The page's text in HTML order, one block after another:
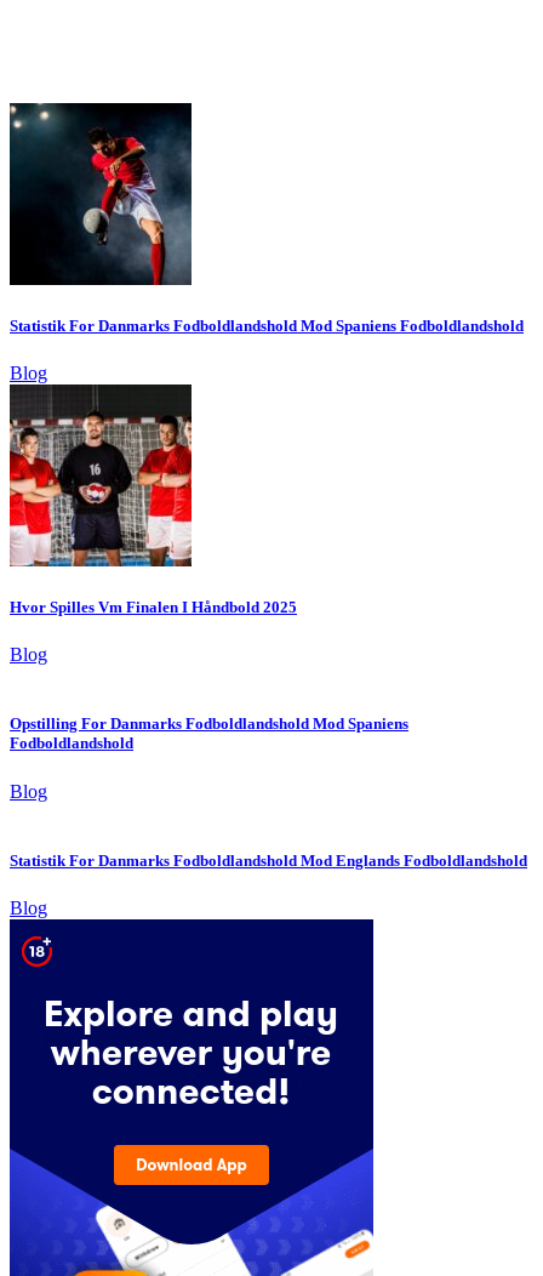
Statistik For Danmarks Fodboldlandshold Mod Spaniens Fodboldlandshold
Blog
Hvor Spilles Vm Finalen I Håndbold 2025
Blog
Opstilling For Danmarks Fodboldlandshold Mod Spaniens
Fodboldlandshold
Blog
Statistik For Danmarks Fodboldlandshold Mod Englands Fodboldlandshold
Blog